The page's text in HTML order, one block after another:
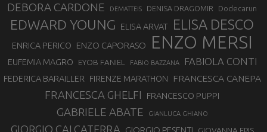
DEBORA CARDONE DEMATTEIS DENISA DRAGOMIR Dodecarun
EDWARD YOUNG ELISA ARVAT ELISA DESCO
ENRICA PERICO ENZO CAPORASO ENZO MERSI
EUFEMIA MAGRO EYOB FANIEL FABIO BAZZANA FABIOLA CONTI
FEDERICA BARAILLER FIRENZE MARATHON FRANCESCA CANEPA
FRANCESCA GHELFI FRANCESCO PUPPI
GABRIELE ABATE GIANLUCA GHIANO
GIORGIO CALCATERRA GIORGIO PESENTI